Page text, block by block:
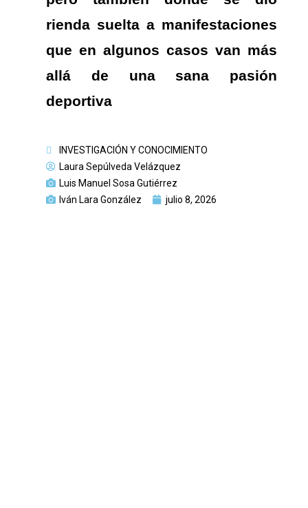
rienda suelta a manifestaciones
que en algunos casos van más
allá de una sana pasión
deportiva
INVESTIGACIÓN Y CONOCIMIENTO
Laura Sepúlveda Velázquez
Luis Manuel Sosa Gutiérrez
Iván Lara González
julio 8, 2026